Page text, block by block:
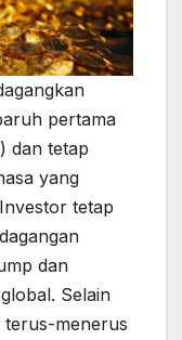
pertama
dan tetap
yang
tetap
dan
Selain
terus-menerus